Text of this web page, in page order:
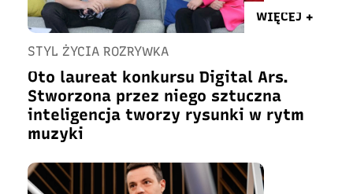
WIĘCEJ +
STYL ŻYCIA ROZRYWKA
Oto laureat konkursu Digital Ars.
Stworzona przez niego sztuczna
inteligencja tworzy rysunki w rytm
muzyki